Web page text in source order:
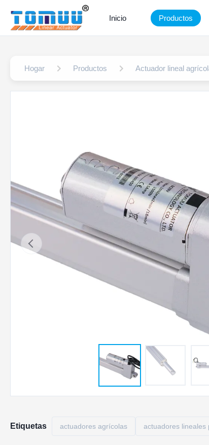
Inicio Productos
Hogar Productos Actuador lineal
Etiquetas actuadores agrícolas actuadores lineales